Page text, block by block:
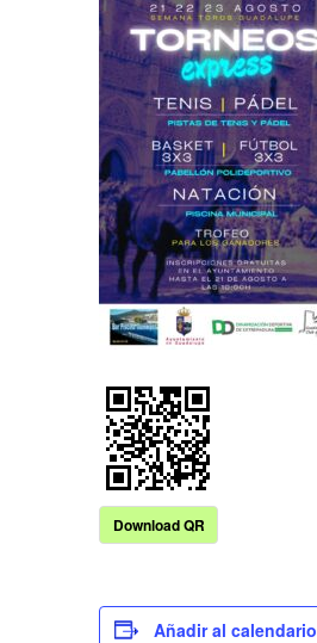
Download QR
Añadir al calendario